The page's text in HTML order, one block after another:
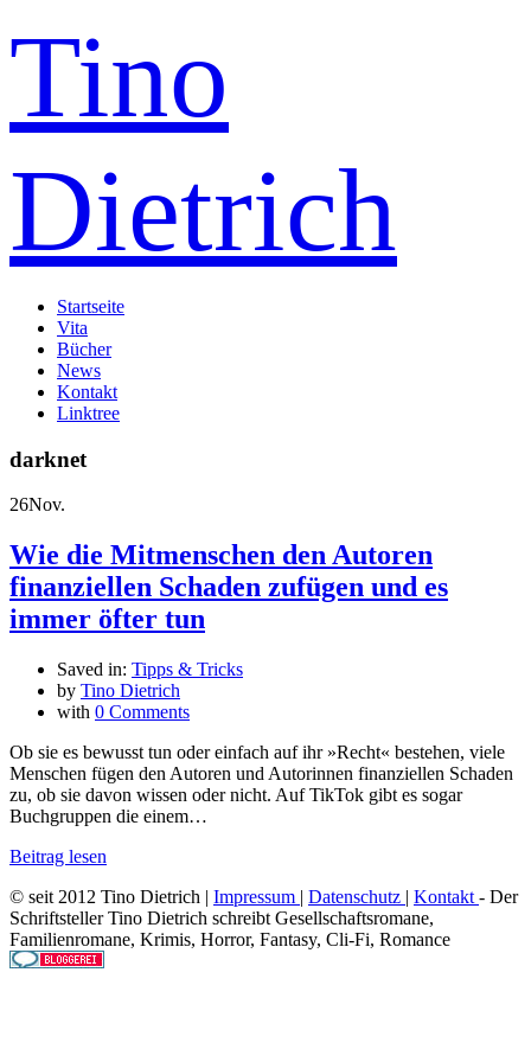
Tino
Dietrich
Startseite
Vita
Bücher
News
Kontakt
Linktree
darknet
26Nov.
Wie die Mitmenschen den Autoren
finanziellen Schaden zufügen und es
immer öfter tun
Saved in: Tipps & Tricks
by Tino Dietrich
with 0 Comments
Ob sie es bewusst tun oder einfach auf ihr »Recht« bestehen, viele
Menschen fügen den Autoren und Autorinnen finanziellen Schaden
zu, ob sie davon wissen oder nicht. Auf TikTok gibt es sogar
Buchgruppen die einem…
Beitrag lesen
© seit 2012 Tino Dietrich | Impressum | Datenschutz | Kontakt - Der
Schriftsteller Tino Dietrich schreibt Gesellschaftsromane,
Familienromane, Krimis, Horror, Fantasy, Cli-Fi, Romance